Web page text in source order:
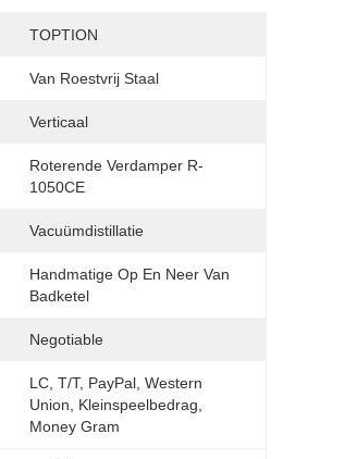
TOPTION
Van Roestvrij Staal
Verticaal
Roterende Verdamper R-
1050CE
Vacuümdistillatie
Handmatige Op En Neer Van
Badketel
Negotiable
LC, T/T, PayPal, Western
Union, Kleinspeelbedrag,
Money Gram